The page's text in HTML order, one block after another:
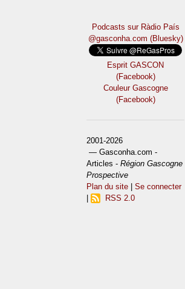
Podcasts sur Ràdio País
@gasconha.com (Bluesky)
Esprit GASCON
(Facebook)
Couleur Gascogne
(Facebook)
2001-2026
— Gasconha.com -
Articles -Région Gascogne
Prospective
Plan du site |Se connecter
RSS 2.0